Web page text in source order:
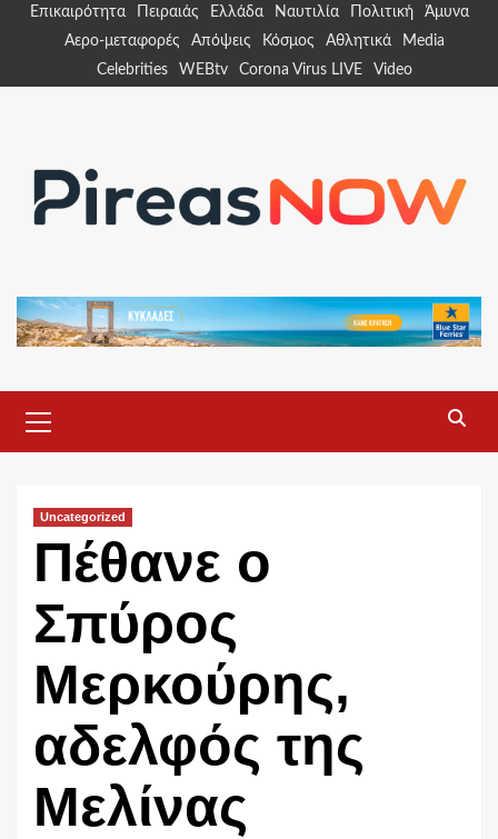
Επικαιρότητα Πειραιάς Ελλάδα Ναυτιλία Πολιτική
Άμυνα
Αερο-μεταφορές
Απόψεις Κόσμος Αθλητικά
Media
Celebrities
WEBtv Corona Virus LIVE Video
Menu
Uncategorized
Πέθανε ο
Σπύρος
Μερκούρης,
αδελφός της
Μελίνας